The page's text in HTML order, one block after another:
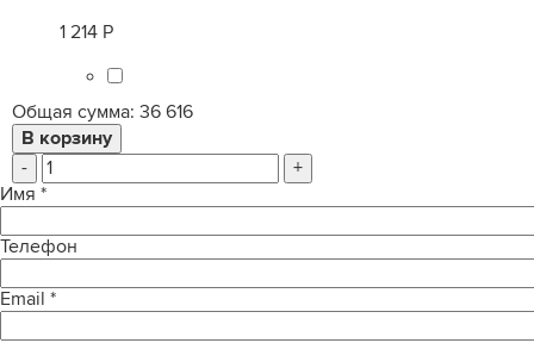
1 214 Р
Общая сумма: 36 616
-
+
Имя *
Телефон
Email *